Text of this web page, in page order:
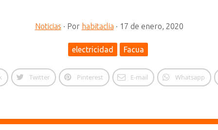
Noticias · Por habitaclia · 17 de enero, 2020
electricidad Facua
Twitter Pinterest E-mail Whatsapp